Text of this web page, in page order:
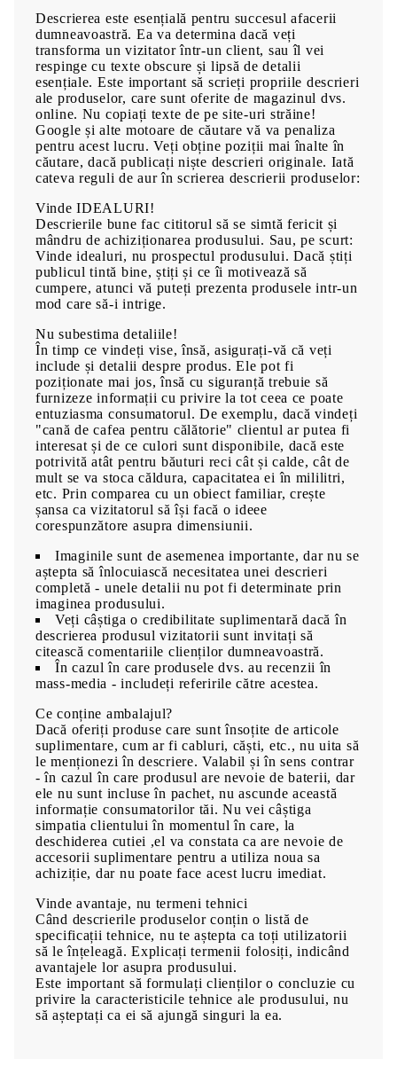
Descrierea este esențială pentru succesul afacerii
dumneavoastră. Ea va determina dacă veți
transforma un vizitator într-un client, sau îl vei
respinge cu texte obscure și lipsă de detalii
esențiale. Este important să scrieți propriile descrieri
ale produselor, care sunt oferite de magazinul dvs.
online. Nu copiați texte de pe site-uri străine!
Google și alte motoare de căutare vă va penaliza
pentru acest lucru. Veți obține poziții mai înalte în
căutare, dacă publicați niște descrieri originale. Iată
cateva reguli de aur în scrierea descrierii produselor:
Vinde IDEALURI!
Descrierile bune fac cititorul să se simtă fericit și
mândru de achiziționarea produsului. Sau, pe scurt:
Vinde idealuri, nu prospectul produsului. Dacă știți
publicul tintă bine, știți și ce îi motivează să
cumpere, atunci vă puteți prezenta produsele intr-un
mod care să-i intrige.
Nu subestima detaliile!
În timp ce vindeți vise, însă, asigurați-vă că veți
include și detalii despre produs. Ele pot fi
poziționate mai jos, însă cu siguranță trebuie să
furnizeze informații cu privire la tot ceea ce poate
entuziasma consumatorul. De exemplu, dacă vindeți
"cană de cafea pentru călătorie" clientul ar putea fi
interesat și de ce culori sunt disponibile, dacă este
potrivită atât pentru băuturi reci cât și calde, cât de
mult se va stoca căldura, capacitatea ei în mililitri,
etc. Prin comparea cu un obiect familiar, crește
șansa ca vizitatorul să își facă o ideee
corespunzătore asupra dimensiunii.
Imaginile sunt de asemenea importante, dar nu se
aștepta să înlocuiască necesitatea unei descrieri
completă - unele detalii nu pot fi determinate prin
imaginea produsului.
Veți câștiga o credibilitate suplimentară dacă în
descrierea produsul vizitatorii sunt invitați să
citească comentariile clienților dumneavoastră.
În cazul în care produsele dvs. au recenzii în
mass-media - includeți referirile către acestea.
Ce conține ambalajul?
Dacă oferiți produse care sunt însoțite de articole
suplimentare, cum ar fi cabluri, căști, etc., nu uita să
le menționezi în descriere. Valabil și în sens contrar
- în cazul în care produsul are nevoie de baterii, dar
ele nu sunt incluse în pachet, nu ascunde această
informație consumatorilor tăi. Nu vei câștiga
simpatia clientului în momentul în care, la
deschiderea cutiei ,el va constata ca are nevoie de
accesorii suplimentare pentru a utiliza noua sa
achiziție, dar nu poate face acest lucru imediat.
Vinde avantaje, nu termeni tehnici
Când descrierile produselor conțin o listă de
specificații tehnice, nu te aștepta ca toți utilizatorii
să le înțeleagă. Explicați termenii folosiți, indicând
avantajele lor asupra produsului.
Este important să formulați clienților o concluzie cu
privire la caracteristicile tehnice ale produsului, nu
să așteptați ca ei să ajungă singuri la ea.